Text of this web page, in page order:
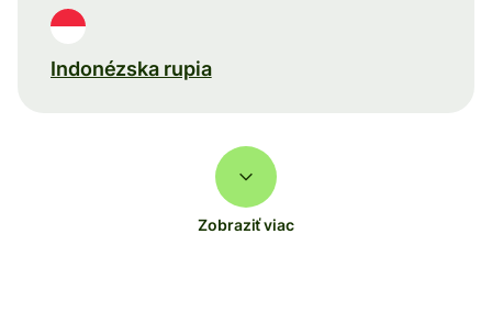
Indonézska rupia
Zobraziť viac